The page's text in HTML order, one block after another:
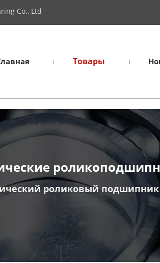
Co., Ltd
Товары
роликовый подшипник